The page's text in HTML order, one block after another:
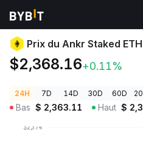
Prix des cryptos Prix du Ankr
Prix du Ankr Staked ETH
$2,368.16+0.11%
24H 7D 14D 30D 60D
Bas $ 2,363.11 Haut $